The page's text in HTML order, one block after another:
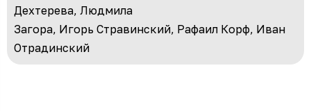
Дехтерева, Людмила
Загора, Игорь Стравинский, Рафаил Корф, Иван
Отрадинский